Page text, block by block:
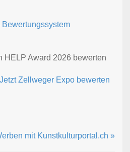
HELP Award 2026 bewerten
Jetzt Zellweger Expo bewerten
mit Kunstkulturportal.ch »